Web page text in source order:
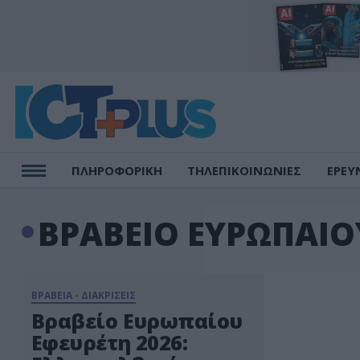
ΠΛΗΡΟΦΟΡΙΚΗ ΤΗΛΕΠΙΚΟΙΝΩΝΙΕΣ
ΒΡΑΒΕΙΟ
ΒΡΑΒΕΙΑ - ΔΙΑΚΡΙΣΕΙΣ
Βραβείο Ευρωπαίου
Εφευρέτη 2026: